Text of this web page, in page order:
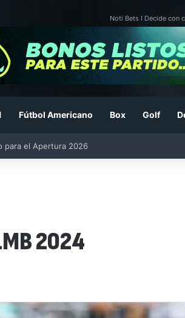
Noti Bets I Decide con
Fútbol Americano Box Golf
horario, convocados y todo lo que debes saber
2024